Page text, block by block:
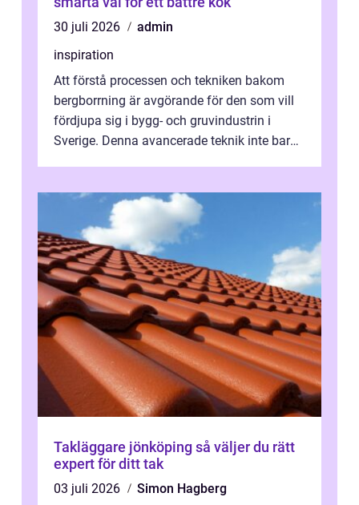
30 juli 2026
admin
inspiration
Att förstå processen och tekniken bakom
bergborrning är avgörande för den som vill
fördjupa sig i bygg- och gruvindustrin i
Sverige. Denna avancerade teknik inte bara
Takläggare jönköping så väljer du rätt
expert för ditt tak
03 juli 2026
Simon Hagberg